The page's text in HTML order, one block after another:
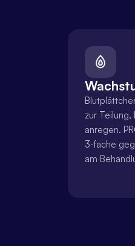
zur
anregen.
3-fache
am